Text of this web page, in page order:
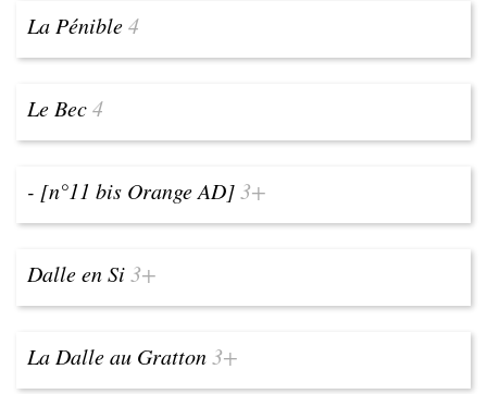
La Pénible4
Le Bec4
- [n°11 bis Orange AD]3+
Dalle en Si3+
La Dalle au Gratton3+